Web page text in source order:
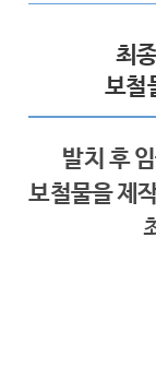
최
보철
발치 후
보철물을 제
자체 기
있습니
청담네오플란
원활한 소통으